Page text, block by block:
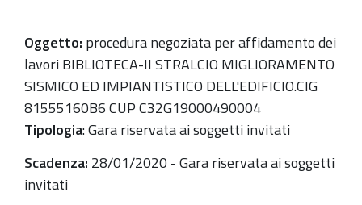
Oggetto: procedura negoziata per affidamento dei
lavori BIBLIOTECA-II STRALCIO MIGLIORAMENTO
SISMICO ED IMPIANTISTICO DELL'EDIFICIO.CIG
81555160B6 CUP C32G19000490004
Tipologia: Gara riservata ai soggetti invitati
Scadenza: 28/01/2020 - Gara riservata ai soggetti
invitati